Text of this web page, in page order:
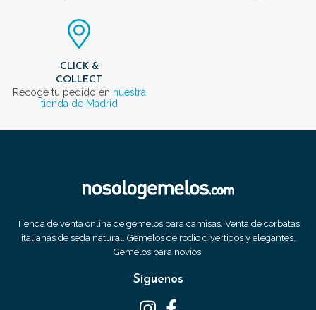
CLICK &
COLLECT
Recoge tu pedido en nuestra
tienda de Madrid
Tienda de venta online de gemelos para camisas. Venta de corbatas
italianas de seda natural. Gemelos de rodio divertidos y elegantes.
Gemelos para novios.
Síguenos